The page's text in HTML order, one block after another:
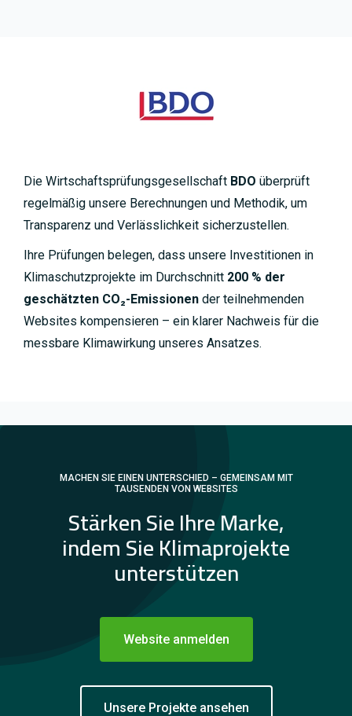
Die Wirtschaftsprüfungsgesellschaft BDO überprüft
regelmäßig unsere Berechnungen und Methodik, um
Transparenz und Verlässlichkeit sicherzustellen.
Ihre Prüfungen belegen, dass unsere Investitionen in
Klimaschutzprojekte im Durchschnitt 200 % der
geschätzten CO₂-Emissionen der teilnehmenden
Websites kompensieren – ein klarer Nachweis für die
messbare Klimawirkung unseres Ansatzes.
MACHEN SIE EINEN UNTERSCHIED – GEMEINSAM MIT
TAUSENDEN VON WEBSITES
Stärken Sie Ihre Marke,
indem Sie Klimaprojekte
unterstützen
Website anmelden
Unsere Projekte ansehen